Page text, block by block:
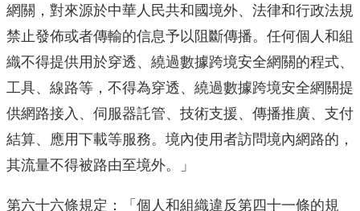
網關，對來源於中華人民共和國境外、法律和行政法規
禁止發佈或者傳輸的信息予以阻斷傳播。任何個人和組
織不得提供用於穿透、繞過數據跨境安全網關的程式、
工具、線路等，不得為穿透、繞過數據跨境安全網關提
供網路接入、伺服器託管、技術支援、傳播推廣、支付
結算、應用下載等服務。境內使用者訪問境內網路的，
其流量不得被路由至境外。」
第六十六條規定：「個人和組織違反第四十一條的規